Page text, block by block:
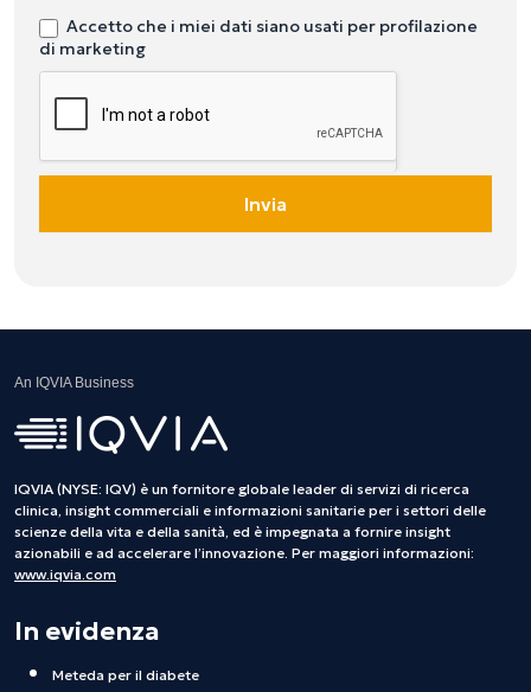
Accetto che i miei dati siano usati per profilazione
di marketing
Invia
An IQVIA Business
IQVIA (NYSE: IQV) è un fornitore globale leader di servizi di ricerca
clinica, insight commerciali e informazioni sanitarie per i settori delle
scienze della vita e della sanità, ed è impegnata a fornire insight
azionabili e ad accelerare l’innovazione. Per maggiori informazioni:
www.iqvia.com
In evidenza
Meteda per il diabete